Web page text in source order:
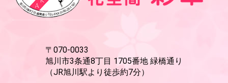
〒070-0033
旭川市3条通8丁目 1705番地 緑橋通り
（JR旭川駅より徒歩約7分）